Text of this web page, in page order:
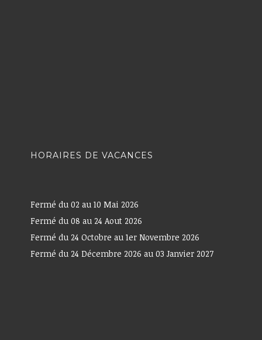
HORAIRES DE VACANCES
Fermé du 02 au 10 Mai 2026
Fermé du 08 au 24 Aout 2026
Fermé du 24 Octobre au 1er Novembre 2026
Fermé du 24 Décembre 2026 au 03 Janvier 2027